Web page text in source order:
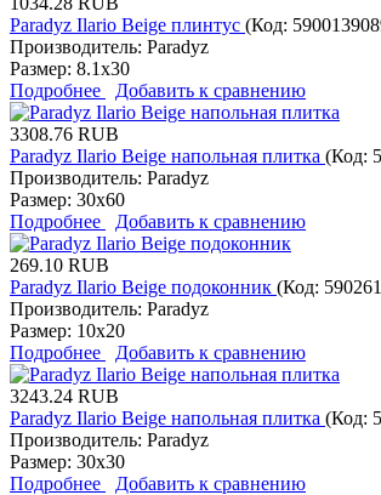
Paradyz Ilario Beige плинтус (Код:
Производитель: Paradyz
Размер: 8.1x30
Подробнее
Добавить к сравнению
3308.76 RUB
Paradyz Ilario Beige напольная плитка (Код:
Производитель: Paradyz
Размер: 30x60
Подробнее
Добавить к сравнению
269.10 RUB
Paradyz Ilario Beige подоконник (Код:
Производитель: Paradyz
Размер: 10x20
Подробнее
Добавить к сравнению
3243.24 RUB
Paradyz Ilario Beige напольная плитка (Код:
Производитель: Paradyz
Размер: 30x30
Подробнее
Добавить к сравнению